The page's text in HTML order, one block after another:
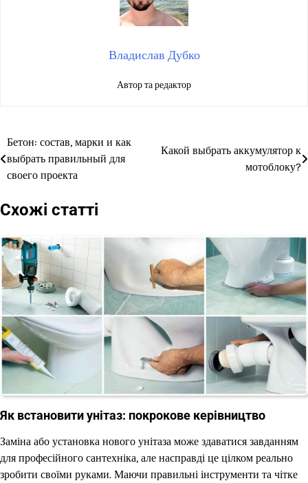
Владислав Дубко
Автор та редактор
Навігація
записів
Бетон: состав, марки и как
выбрать правильный для
своего проекта
Какой выбрать аккумулятор к
мотоблоку?
Схожі статті
Як встановити унітаз: покрокове керівництво
Заміна або установка нового унітаза може здаватися завданням
для професійного сантехніка, але насправді це цілком реально
зробити своїми руками. Маючи правильні інструменти та чітке